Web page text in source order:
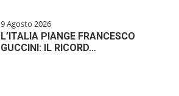
9 Agosto 2026
L’ITALIA PIANGE FRANCESCO
GUCCINI: IL RICORD…